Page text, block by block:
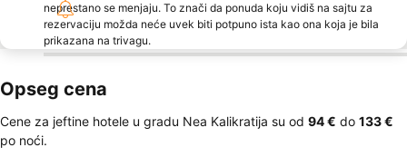
neprestano se menjaju. To znači da ponuda koju vidiš na sajtu za
rezervaciju možda neće uvek biti potpuno ista kao ona koja je bila
prikazana na trivagu.
Opseg cena
Cene za jeftine hotele u gradu Nea Kalikratija su od ‎94 € do ‎133 €
po noći.